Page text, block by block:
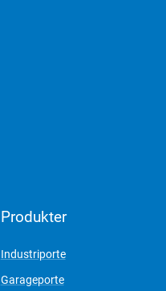
Produkter
Industriporte
Garageporte